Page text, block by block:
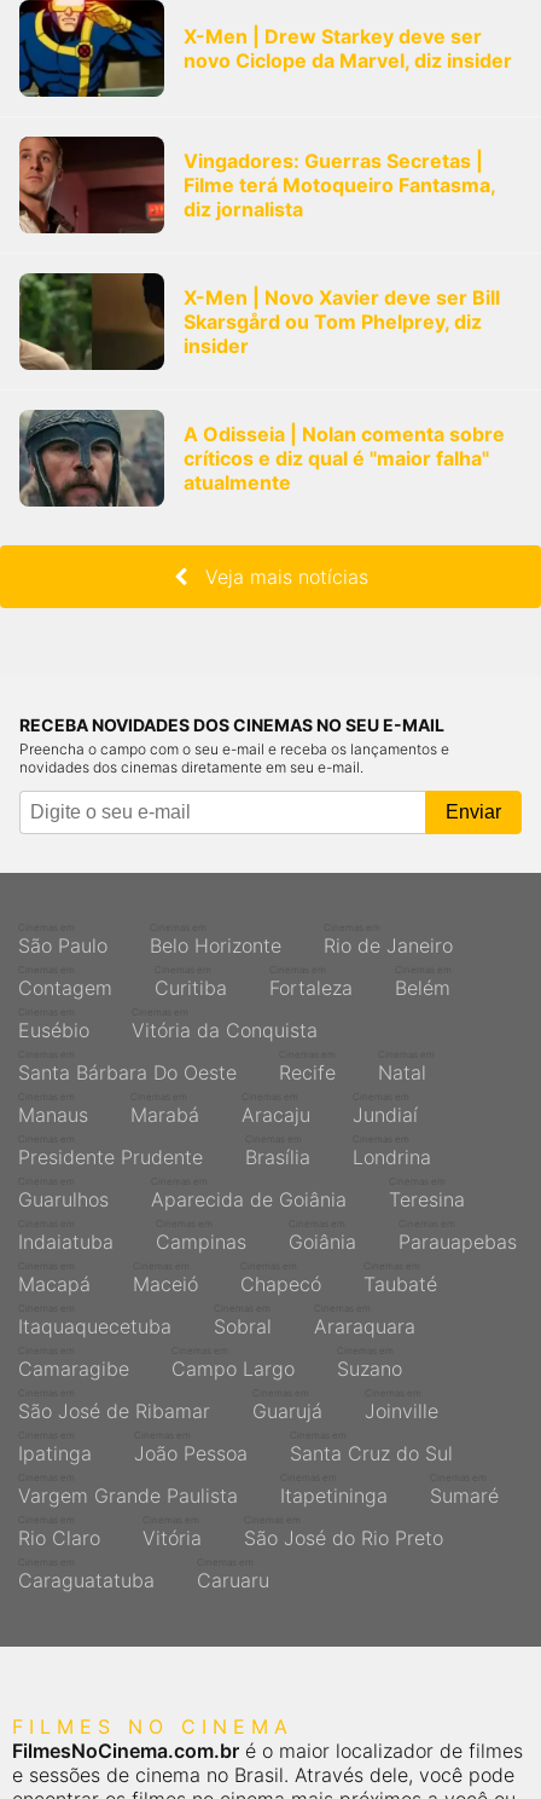
X-Men | Drew Starkey deve ser
novo Ciclope da Marvel, diz insider
Vingadores: Guerras Secretas |
Filme terá Motoqueiro Fantasma,
diz jornalista
X-Men | Novo Xavier deve ser Bill
Skarsgård ou Tom Phelprey, diz
insider
A Odisseia | Nolan comenta sobre
críticos e diz qual é "maior falha"
atualmente
Veja mais notícias
RECEBA NOVIDADES DOS CINEMAS NO SEU E-MAIL
Preencha o campo com o seu e-mail e receba os lançamentos e
novidades dos cinemas diretamente em seu e-mail.
São Paulo Belo Horizonte Rio de Janeiro
Contagem Curitiba Fortaleza Belém
Eusébio Vitória da Conquista
Santa Bárbara Do Oeste Recife Natal
Manaus Marabá Aracaju Jundiaí
Presidente Prudente Brasília Londrina
Guarulhos Aparecida de Goiânia Teresina
Indaiatuba Campinas Goiânia Parauapebas
Macapá Maceió Chapecó Taubaté
Itaquaquecetuba Sobral Araraquara
Camaragibe Campo Largo Suzano
São José de Ribamar Guarujá Joinville
Ipatinga João Pessoa Santa Cruz do Sul
Vargem Grande Paulista Itapetininga Sumaré
Rio Claro Vitória São José do Rio Preto
Caraguatatuba Caruaru
FILMES NO CINEMA
FilmesNoCinema.com.br é o maior localizador de filmes
e sessões de cinema no Brasil. Através dele, você pode